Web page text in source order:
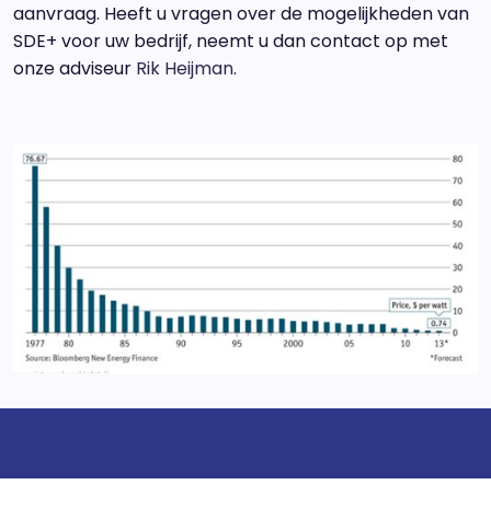
aanvraag. Heeft u vragen over de mogelijkheden van
SDE+ voor uw bedrijf, neemt u dan contact op met
onze adviseur Rik Heijman.